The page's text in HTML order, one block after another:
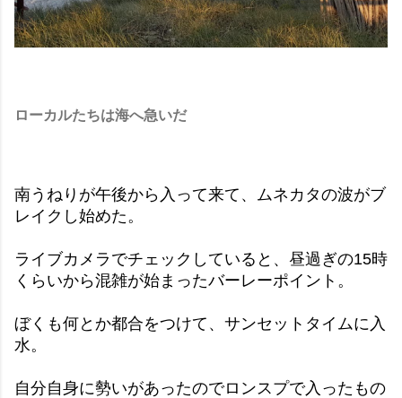
ローカルたちは海へ急いだ
南うねりが午後から入って来て、ムネカタの波がブ
レイクし始めた。
ライブカメラでチェックしていると、昼過ぎの15時
くらいから混雑が始まったバーレーポイント。
ぼくも何とか都合をつけて、サンセットタイムに入
水。
自分自身に勢いがあったのでロンスプで入ったもの